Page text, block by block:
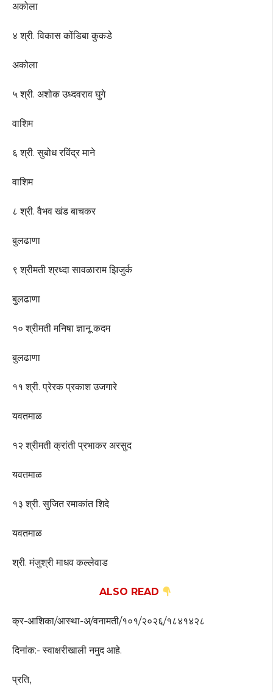
अकोला
४ श्री. विकास कोंडिबा कुकडे
अकोला
५ श्री. अशोक उध्दवराव घुगे
वाशिम
६ श्री. सुबोध रविंद्र माने
वाशिम
८ श्री. वैभव खंड बाचकर
बुलढाणा
९ श्रीमती श्रध्दा सावळाराम झिजुर्क
बुलढाणा
१० श्रीमती मनिषा ज्ञानू कदम
बुलढाणा
११ श्री. प्रेरक प्रकाश उजगारे
यवतमाळ
१२ श्रीमती क्रांती प्रभाकर अरसुद
यवतमाळ
१३ श्री. सुजित रमाकांत शिदे
यवतमाळ
श्री. मंजुश्री माधव कल्लेवाड
ALSO READ
क्र-आशिका/आस्था-अ/वनामती/१०१/२०२६/१८४१४२८
दिनांक:- स्वाक्षरीखाली नमुद आहे.
प्रति,